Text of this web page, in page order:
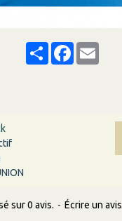
ShareFacebook
Email
sur 0 avis. - Écrire un avis